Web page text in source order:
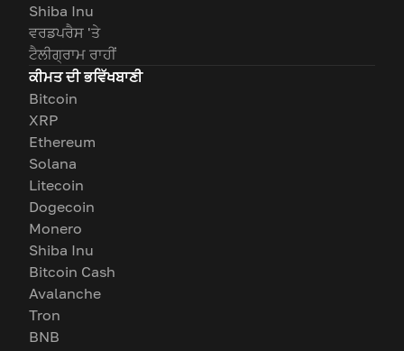
Shiba Inu
ਵਰਡਪਰੈਸ 'ਤੇ
ਟੈਲੀਗ੍ਰਾਮ ਰਾਹੀਂ
ਕੀਮਤ ਦੀ ਭਵਿੱਖਬਾਣੀ
Bitcoin
XRP
Ethereum
Solana
Litecoin
Dogecoin
Monero
Shiba Inu
Bitcoin Cash
Avalanche
Tron
BNB